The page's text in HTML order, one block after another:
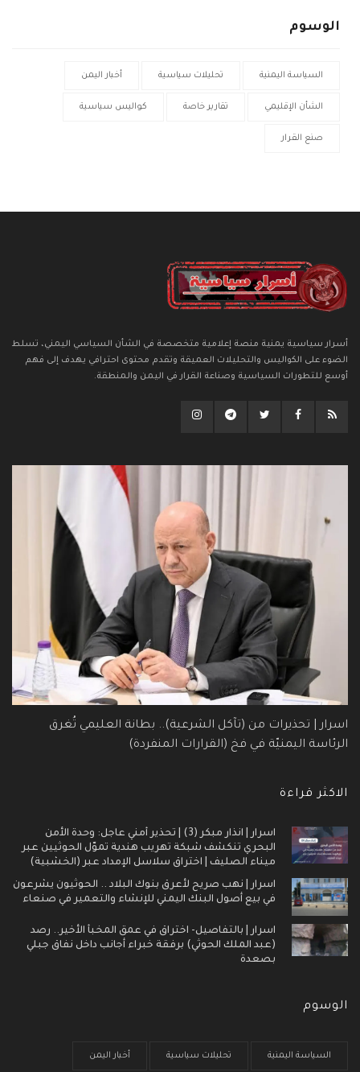
الوسوم
السياسة اليمنية تحليلات سياسية أخبار اليمن
الشأن الإقليمي تقارير خاصة كواليس سياسية
صنع القرار
أسرار سياسية يمنية منصة إعلامية متخصصة في الشأن السياسي اليمني، تسلط
الضوء على الكواليس والتحليلات العميقة وتقدم محتوى احترافي يهدف إلى فهم
أوسع للتطورات السياسية وصناعة القرار في اليمن والمنطقة.
اسرار | تحذيرات من (تآكل الشرعية).. بطانة العليمي تُغرق
الرئاسة اليمنيّة في فخ (القرارات المنفردة)
الاكثر قراءة
اسرار | انذار مبكر (3) | تحذير أمني عاجل: وحدة الأمن
البحري تنكشف شبكة تهريب هندية تموّل الحوثيين عبر
ميناء الصليف | اختراق سلاسل الإمداد عبر (الخشبية)
اسرار | نهب صريح لأعرق بنوك البلاد .. الحوثيون يشرعون
في بيع أصول البنك اليمني للإنشاء والتعمير في صنعاء
اسرار | بالتفاصيل- اختراق في عمق المخبأ الأخير.. رصد
(عبد الملك الحوثي) برفقة خبراء أجانب داخل نفاق جبلي
بصعدة
الوسوم
السياسة اليمنية تحليلات سياسية أخبار اليمن